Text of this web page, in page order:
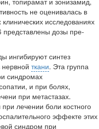
не оценивалась в
исследованиях
представлены дозы пре­
ингибируют синтез
ткани. Эта группа
синдромах
и при бо­лях,
при метастазах.
лечении боли костного
эффек­те этих
синдром при